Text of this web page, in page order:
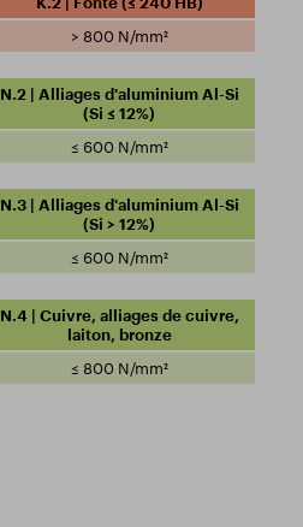
> 800 N/mm²
N.2 | Alliages d'aluminium Al-Si
(Si ≤ 12%)
≤ 600 N/mm²
N.3 | Alliages d'aluminium Al-Si
(Si > 12%)
≤ 600 N/mm²
N.4 | Cuivre, alliages de cuivre,
laiton, bronze
≤ 800 N/mm²